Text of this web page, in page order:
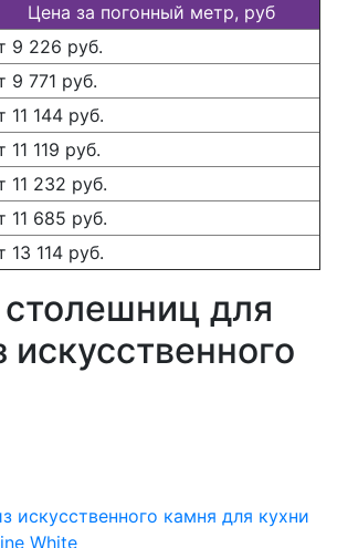
Цена за погонный метр, руб
9 226 руб.
9 771 руб.
11 144 руб.
11 119 руб.
11 232 руб.
11 685 руб.
13 114 руб.
столешниц для
искусственного